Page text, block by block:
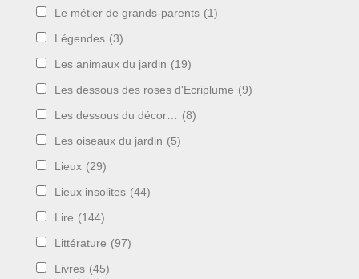
Le métier de grands-parents (1)
Légendes (3)
Les animaux du jardin (19)
Les dessous des roses d'Ecriplume (9)
Les dessous du décor… (8)
Les oiseaux du jardin (5)
Lieux (29)
Lieux insolites (44)
Lire (144)
Littérature (97)
Livres (45)